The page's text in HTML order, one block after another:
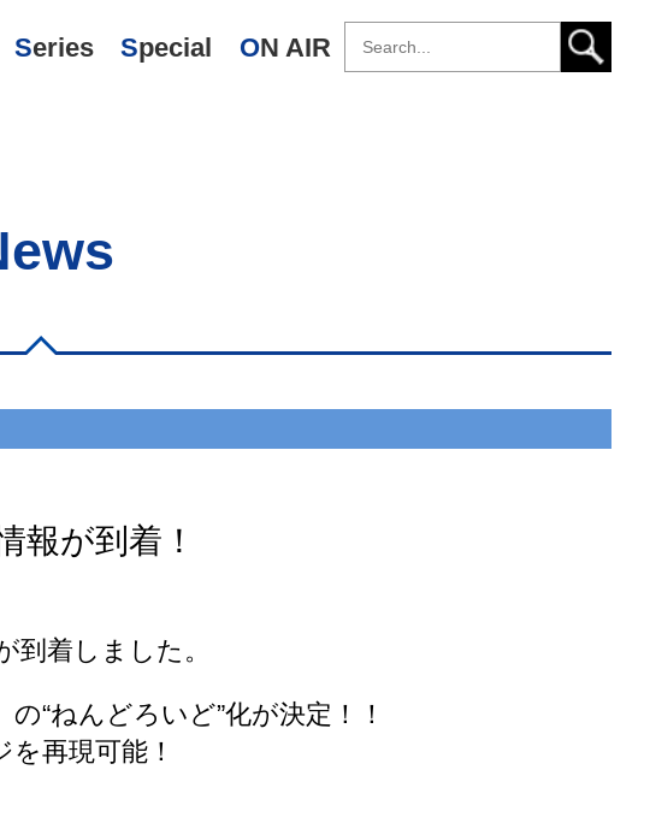
Series Special ON AIR
報が到着！
着しました。
“ねんどろいど”化が決定！！
再現可能！